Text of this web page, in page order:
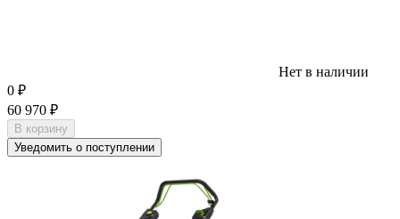
Нет в наличии
0 ₽
60 970 ₽
В корзину
Уведомить о поступлении